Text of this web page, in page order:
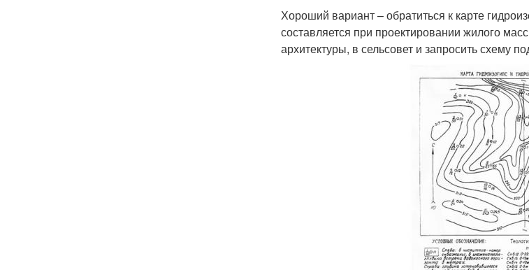
Хороший вариант – обратиться к карте
составляется при проектировании жилого
архитектуры, в сельсовет и запросить схему